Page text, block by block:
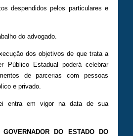
despendidos pelos particulares e
do advogado.
dos objetivos de que trata a
Público Estadual poderá celebrar
de parcerias com pessoas
e privado.
entra em vigor na data de sua
DO ESTADO DO